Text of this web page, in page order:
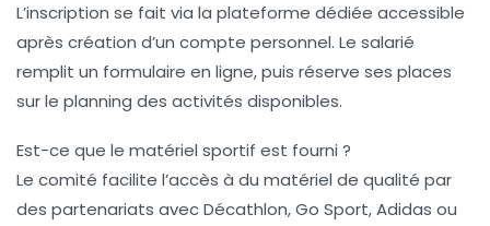
L’inscription se fait via la plateforme dédiée accessible
après création d’un compte personnel. Le salarié
remplit un formulaire en ligne, puis réserve ses places
sur le planning des activités disponibles.
Est-ce que le matériel sportif est fourni ?
Le comité facilite l’accès à du matériel de qualité par
des partenariats avec Décathlon, Go Sport, Adidas ou